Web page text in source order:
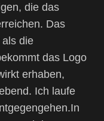
die das
Das
die
das Logo
erhaben,
Ich laufe